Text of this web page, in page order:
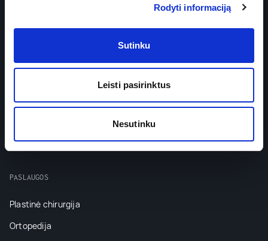
Rodyti informaciją
Sutinku
Leisti pasirinktus
Nesutinku
PASLAUGOS
Plastinė chirurgija
Ortopedija